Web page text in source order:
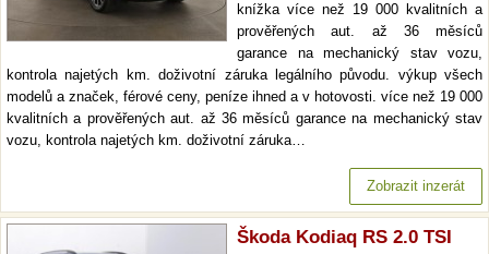
knížka více než 19 000 kvalitních a
prověřených aut. až 36 měsíců
garance na mechanický stav vozu,
kontrola najetých km. doživotní záruka legálního původu. výkup všech
modelů a značek, férové ceny, peníze ihned a v hotovosti. více než 19 000
kvalitních a prověřených aut. až 36 měsíců garance na mechanický stav
vozu, kontrola najetých km. doživotní záruka…
Zobrazit inzerát
Škoda Kodiaq RS 2.0 TSI